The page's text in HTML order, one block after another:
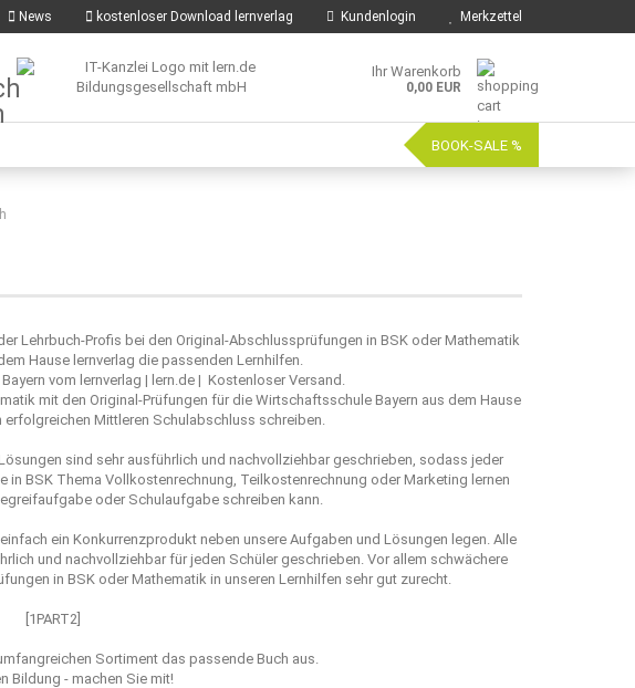
News kostenloser Download lernverlag Kundenlogin Merkzettel
Ihr Warenkorb
0,00 EUR
BOOK-SALE %
Lehrbuch-Profis bei den Original-Abschlussprüfungen in BSK oder Mathematik
Hause lernverlag die passenden Lernhilfen.
vom lernverlag | lern.de | Kostenloser Versand.
mit den Original-Prüfungen für die Wirtschaftsschule Bayern aus dem Hause
erfolgreichen Mittleren Schulabschluss schreiben.
sind sehr ausführlich und nachvollziehbar geschrieben, sodass jeder
BSK Thema Vollkostenrechnung, Teilkostenrechnung oder Marketing lernen
oder Schulaufgabe schreiben kann.
ein Konkurrenzprodukt neben unsere Aufgaben und Lösungen legen. Alle
und nachvollziehbar für jeden Schüler geschrieben. Vor allem schwächere
in BSK oder Mathematik in unseren Lernhilfen sehr gut zurecht.
[1PART2]
Sortiment das passende Buch aus.
Bildung - machen Sie mit!